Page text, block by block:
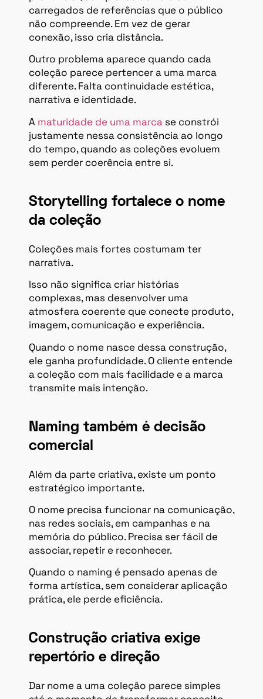
carregados de referências que o público
não compreende. Em vez de gerar
conexão, isso cria distância.
Outro problema aparece quando cada
coleção parece pertencer a uma marca
diferente. Falta continuidade estética,
narrativa e identidade.
A maturidade de uma marca se constrói
justamente nessa consistência ao longo
do tempo, quando as coleções evoluem
sem perder coerência entre si.
Storytelling fortalece o nome
da coleção
Coleções mais fortes costumam ter
narrativa.
Isso não significa criar histórias
complexas, mas desenvolver uma
atmosfera coerente que conecte produto,
imagem, comunicação e experiência.
Quando o nome nasce dessa construção,
ele ganha profundidade. O cliente entende
a coleção com mais facilidade e a marca
transmite mais intenção.
Naming também é decisão
comercial
Além da parte criativa, existe um ponto
estratégico importante.
O nome precisa funcionar na comunicação,
nas redes sociais, em campanhas e na
memória do público. Precisa ser fácil de
associar, repetir e reconhecer.
Quando o naming é pensado apenas de
forma artística, sem considerar aplicação
prática, ele perde eficiência.
Construção criativa exige
repertório e direção
Dar nome a uma coleção parece simples